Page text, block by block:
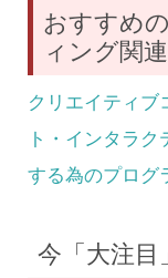
おすすめ
ィング関
クリエイティブ
ト・インタラ
する為のプログ
今「大注